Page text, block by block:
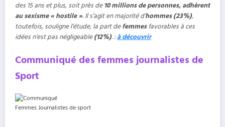
des 15 ans et plus, soit près de10 millions de personnes, adhèrent
au sexisme « hostile ». Il s’agit en majorité d’hommes (23%),
toutefois, souligne l’étude, la part defemmesfavorables à ces
idées n’est pas négligeable(12%). :à découvrir
Communiqué des femmes journalistes de
Sport
Femmes Journalistes de sport